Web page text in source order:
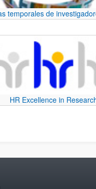
temporales de
HR Excellence in